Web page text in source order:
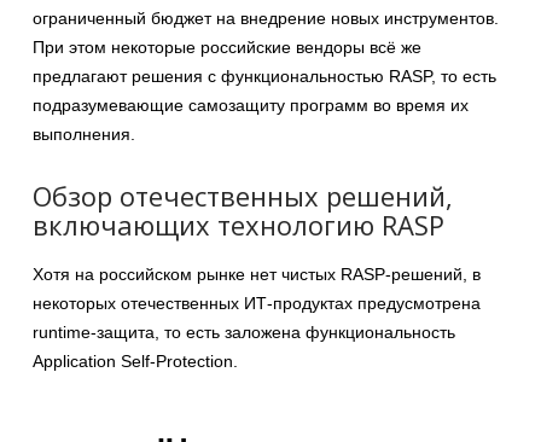
ограниченный бюджет на внедрение новых инструментов.
При этом некоторые российские вендоры всё же
предлагают решения с функциональностью RASP, то есть
подразумевающие самозащиту программ во время их
выполнения.
Обзор отечественных решений,
включающих технологию RASP
Хотя на российском рынке нет чистых RASP-решений, в
некоторых отечественных ИТ-продуктах предусмотрена
runtime-защита, то есть заложена функциональность
Application Self-Protection.